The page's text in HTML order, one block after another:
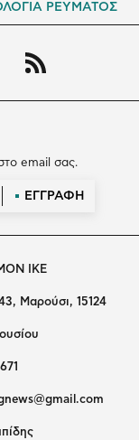
ΡΕΥΜΑΤΟΣ
στο email σας.
ΕΓΓΡΑΦΗ
IKE
Μαρούσι, 15124